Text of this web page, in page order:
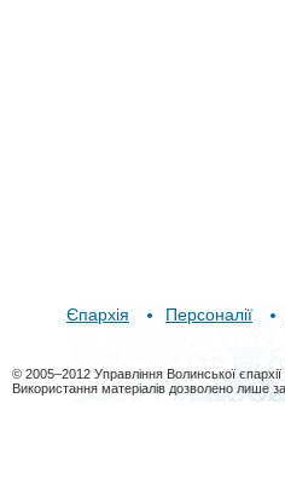
Єпархія Персоналії
© 2005–2012 Управління Волинської єпархії
Використання матеріалів дозволено лише